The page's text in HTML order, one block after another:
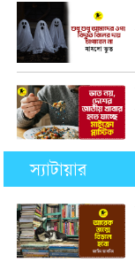
স্যাটায়ার